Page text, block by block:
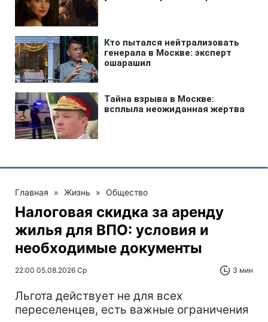
Главная » Жизнь » Общество
Налоговая скидка за аренду
жилья для ВПО: условия и
необходимые документы
22:00 05.08.2026 Ср 3 мин
Льгота действует не для всех
переселенцев, есть важные ограничения